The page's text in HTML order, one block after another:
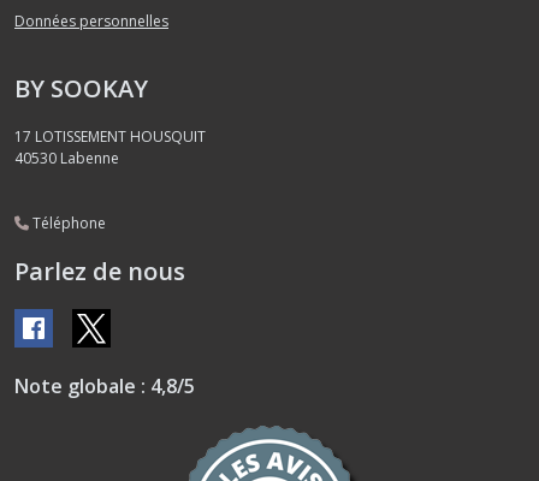
Données personnelles
BY SOOKAY
17 LOTISSEMENT HOUSQUIT
40530 Labenne
Téléphone
Parlez de nous
Note globale : 4,8/5